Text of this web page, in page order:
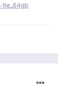
lte_64gb